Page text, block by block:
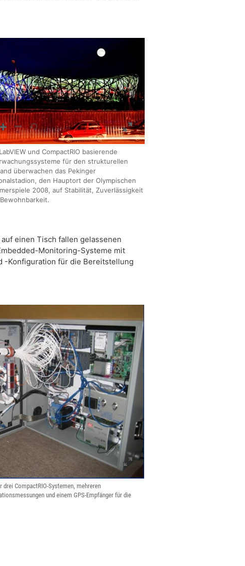
und CompactRIO basierende
für den strukturellen
überwachen das Pekinger
den Hauptort der Olympischen
2008, auf Stabilität, Zuverlässigkeit
einen Tisch fallen gelassenen
Monitoring-Systeme mit
-Konfiguration für die Bereitstellung
CompactRIO-Systemen, mehreren
und einem GPS-Empfänger für die